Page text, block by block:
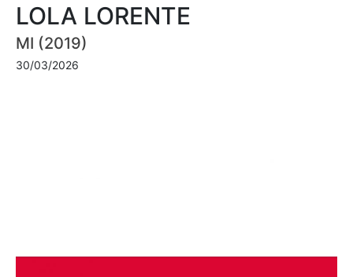
LOLA LORENTE
MI (2019)
30/03/2026